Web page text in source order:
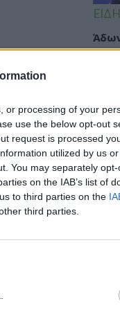
or processing of your
use the below opt-out
request is processed
utilized by us
You may separately
on the IAB’s list of
to third parties on the
third parties.
μάτια
καν